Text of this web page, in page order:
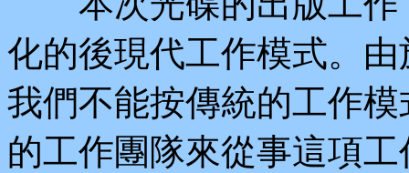
化的後現代工作模式。
我們不能按傳統的工作
的工作團隊來從事這項